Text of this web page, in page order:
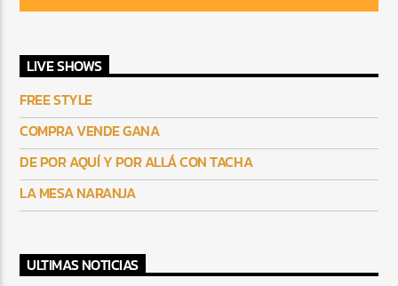
LIVE SHOWS
FREE STYLE
COMPRA VENDE GANA
DE POR AQUÍ Y POR ALLÁ CON TACHA
LA MESA NARANJA
ULTIMAS NOTICIAS